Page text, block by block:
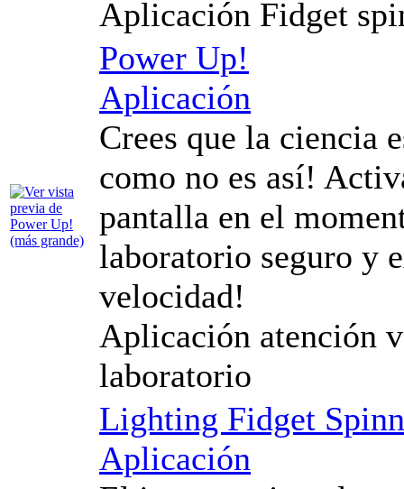
Aplicación Fidget
Power Up!
Aplicación
Crees que la ciencia
como no es así!
pantalla en el
laboratorio seguro y
velocidad!
Aplicación atención
laboratorio
Lighting Fidget
Aplicación